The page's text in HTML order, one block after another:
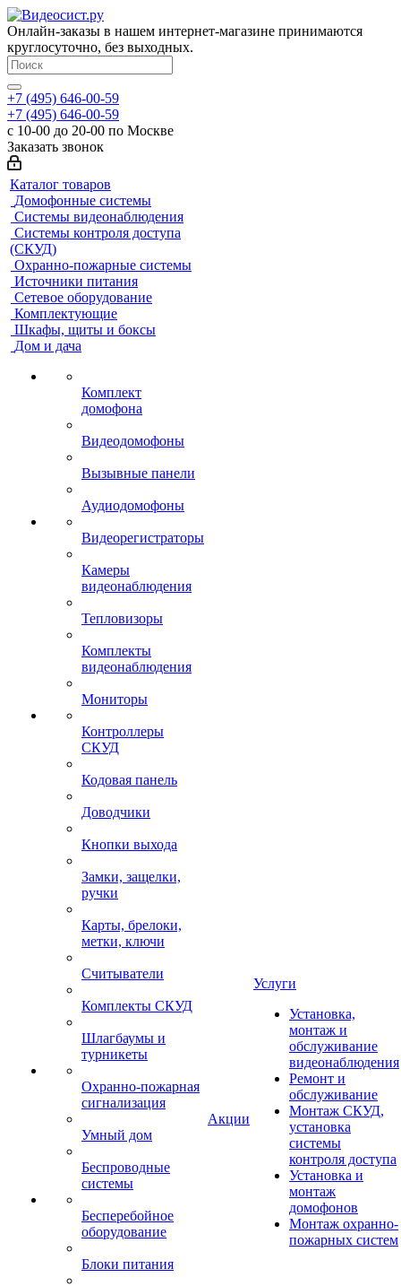
Онлайн-заказы в нашем интернет-магазине принимаются
круглосуточно, без выходных.
+7 (495) 646-00-59
+7 (495) 646-00-59
с 10-00 до 20-00 по Москве
Заказать звонок
Каталог товаров
Домофонные системы
Системы видеонаблюдения
Системы контроля доступа
(СКУД)
Охранно-пожарные системы
Источники питания
Сетевое оборудование
Комплектующие
Шкафы, щиты и боксы
Дом и дача
Комплект
домофона
Видеодомофоны
Вызывные панели
Аудиодомофоны
Видеорегистраторы
Камеры
видеонаблюдения
Тепловизоры
Комплекты
видеонаблюдения
Мониторы
Контроллеры
СКУД
Кодовая панель
Доводчики
Кнопки выхода
Замки, защелки,
ручки
Карты, брелоки,
метки, ключи
Считыватели
Комплекты СКУД
Шлагбаумы и
турникеты
Охранно-пожарная
сигнализация
Умный дом
Беспроводные
системы
Бесперебойное
оборудование
Блоки питания
Акции
Услуги
Установка,
монтаж и
обслуживание
видеонаблюдения
Ремонт и
обслуживание
Монтаж СКУД,
установка
системы
контроля доступа
Установка и
монтаж
домофонов
Монтаж охранно-
пожарных систем